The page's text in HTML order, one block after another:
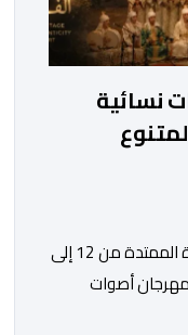
نسائية
تنظم جمعية أصوات نسائية، خلال الفترة الممتدة من 12 إلى
لمهرجان أصوات